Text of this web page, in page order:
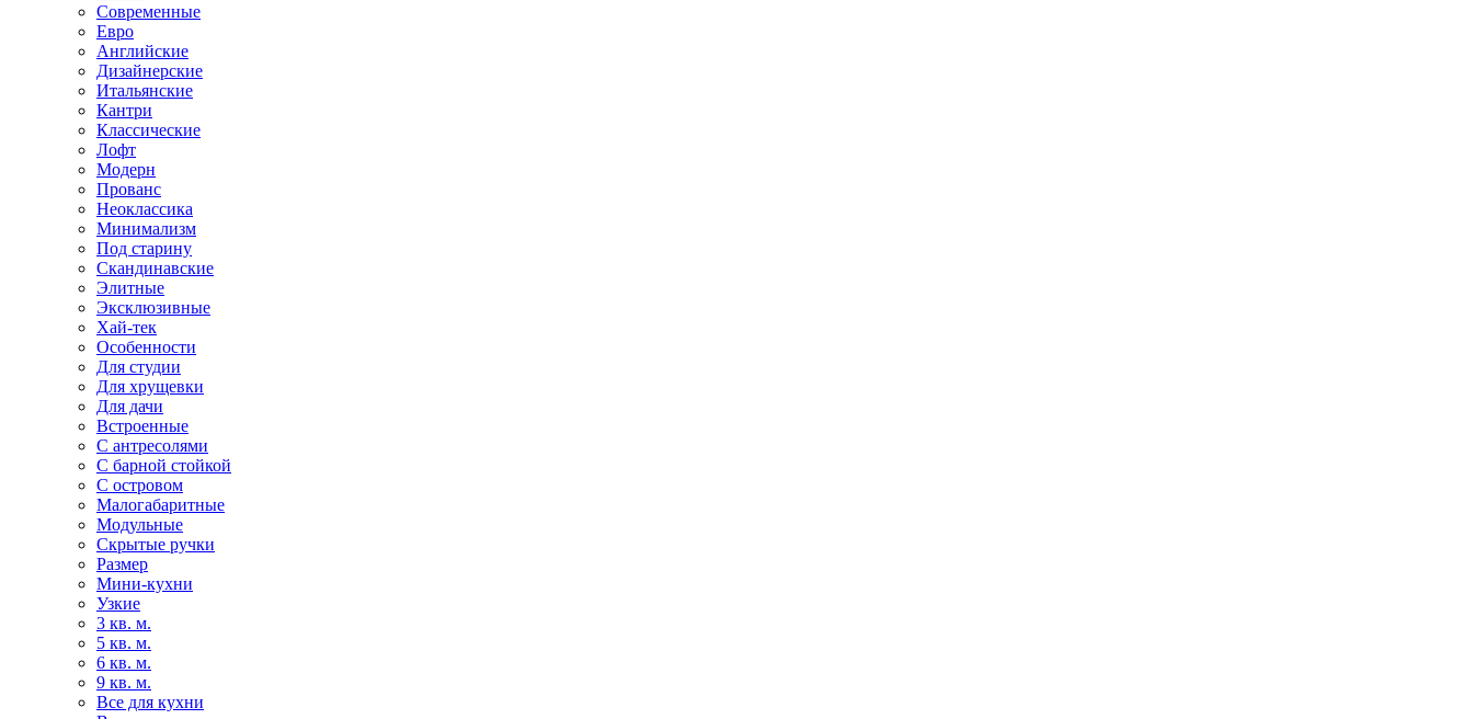
Современные
Евро
Английские
Дизайнерские
Итальянские
Кантри
Классические
Лофт
Модерн
Прованс
Неоклассика
Минимализм
Под старину
Скандинавские
Элитные
Эксклюзивные
Хай-тек
Особенности
Для студии
Для хрущевки
Для дачи
Встроенные
С антресолями
С барной стойкой
С островом
Малогабаритные
Модульные
Скрытые ручки
Размер
Мини-кухни
Узкие
3 кв. м.
5 кв. м.
6 кв. м.
9 кв. м.
Все для кухни